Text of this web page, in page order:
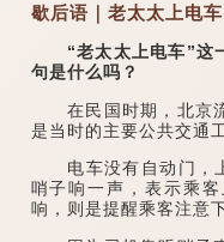
歇后语｜老太太上电车
“老太太上电车”这一
句是什么吗？
在民国时期，北京流
是当时的主要公共交通工
电车没有自动门，上
哨子响一声，表示乘
响，则是提醒乘客注意